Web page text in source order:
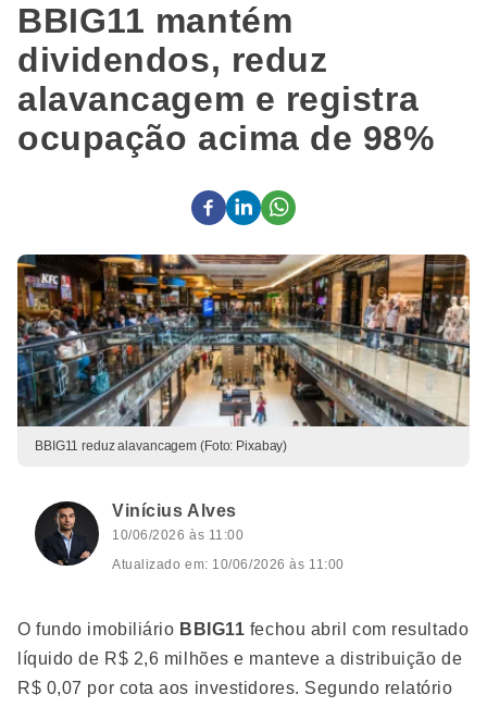
BBIG11 mantém
dividendos, reduz
alavancagem e registra
ocupação acima de 98%
BBIG11 reduz alavancagem (Foto: Pixabay)
Vinícius Alves
10/06/2026 às 11:00
Atualizado em: 10/06/2026 às 11:00
O fundo imobiliário BBIG11 fechou abril com resultado
líquido de R$ 2,6 milhões e manteve a distribuição de
R$ 0,07 por cota aos investidores. Segundo relatório